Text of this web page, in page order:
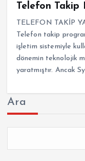
Telefon Takip
TELEFON TAKİP
Telefon takip
işletim sistemiyle
dönemin teknolojik
yaratmıştır. Ancak
Ara